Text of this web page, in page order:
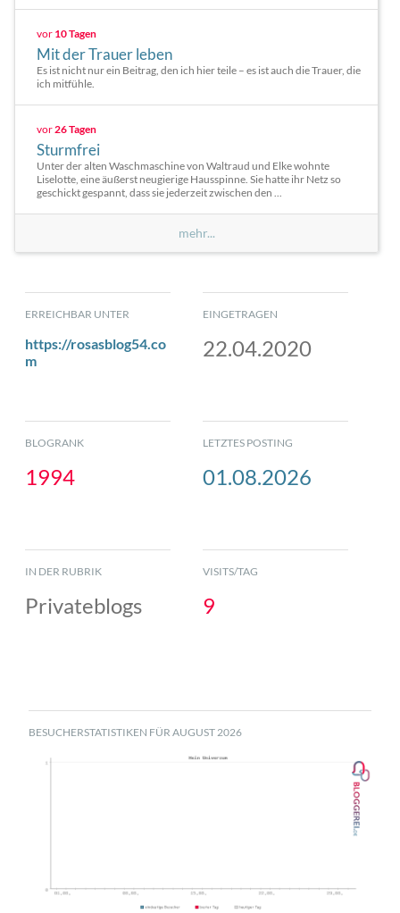
vor 10 Tagen
Mit der Trauer leben
Es ist nicht nur ein Beitrag, den ich hier teile – es ist auch die Trauer, die
ich mitfühle.
vor26 Tagen
Sturmfrei
Unter der alten Waschmaschine von Waltraud und Elke wohnte
Liselotte, eine äußerst neugierige Hausspinne. Sie hatte ihr Netz so
geschickt gespannt, dass sie jederzeit zwischen den ...
mehr...
ERREICHBAR UNTER
https://rosasblog54.co
m
EINGETRAGEN
22.04.2020
BLOGRANK
1994
LETZTES POSTING
01.08.2026
IN DER RUBRIK
Privateblogs
VISITS/TAG
9
BESUCHERSTATISTIKEN FÜR AUGUST 2026